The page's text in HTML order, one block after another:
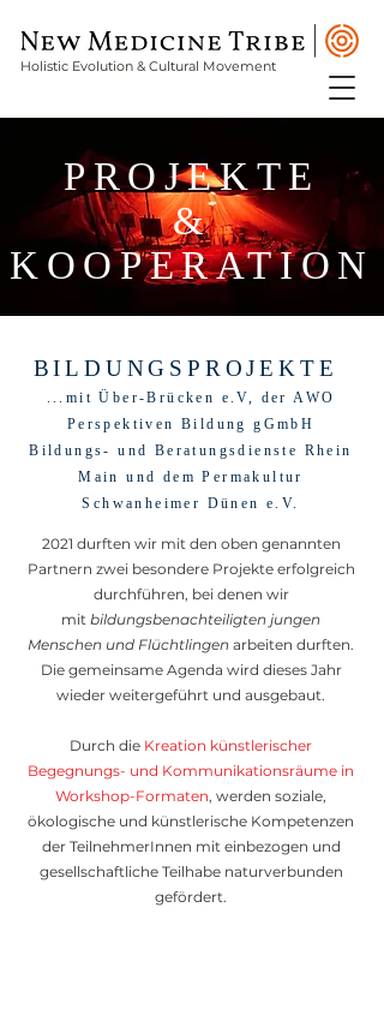
Holistic Evolution & Cultural Movement
PROJEKTE
&
KOOPERATION
BILDUNGSPROJEKTE
...mit Über-Brücken e.V, der AWO
Perspektiven Bildung gGmbH
Bildungs- und Beratungsdienste Rhein
Main und dem Permakultur
Schwanheimer Dünen e.V.
2021 durften wir mit den oben genannten
Partnern zwei besondere Projekte erfolgreich
durchführen, bei denen wir
mit bildungsbenachteiligten jungen
Menschen und Flüchtlingen arbeiten durften.
Die gemeinsame Agenda wird dieses Jahr
wieder weitergeführt und ausgebaut.
Durch die Kreation künstlerischer
Begegnungs- und Kommunikationsräume in
Workshop-Formaten, werden soziale,
ökologische und künstlerische Kompetenzen
der TeilnehmerInnen mit einbezogen und
gesellschaftliche Teilhabe naturverbunden
gefördert.